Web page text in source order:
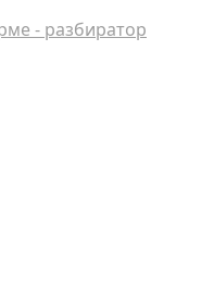
- разбиратор